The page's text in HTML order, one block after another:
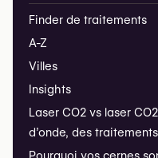
Finder de traitements
A-Z
Villes
Insights
Laser CO2 vs laser
d’onde, des